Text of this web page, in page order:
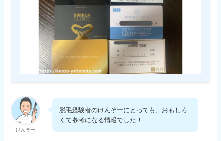
けんぞー
脱毛経験者のけんぞーにとっても、おもしろ
くて参考になる情報でした！